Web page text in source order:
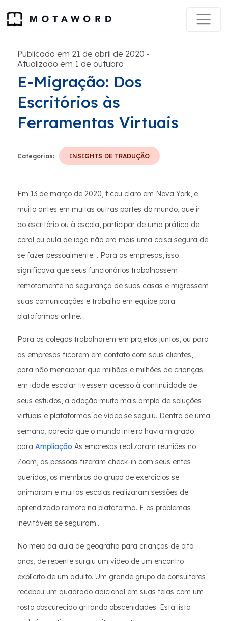
Publicado em 21 de abril de 2020 -
Atualizado em 1 de outubro
E-Migração: Dos
Escritórios às
Ferramentas Virtuais
Categorias: INSIGHTS DE TRADUÇÃO
Em 13 de março de 2020, ficou claro em Nova York, e
muito antes em muitas outras partes do mundo, que ir
ao escritório ou à escola, participar de uma prática de
coral ou aula de ioga não era mais uma coisa segura de
se fazer pessoalmente. . Para as empresas, isso
significava que seus funcionários trabalhassem
remotamente na segurança de suas casas e migrassem
suas comunicações e trabalho em equipe para
plataformas online.
Para os colegas trabalharem em projetos juntos, ou para
as empresas ficarem em contato com seus clientes,
para não mencionar que milhões e milhões de crianças
em idade escolar tivessem acesso à continuidade de
seus estudos, a adoção muito mais ampla de soluções
virtuais e plataformas de vídeo se seguiu. Dentro de uma
semana, parecia que o mundo inteiro havia migrado
para Ampliação As empresas realizaram reuniões no
Zoom, as pessoas fizeram check-in com seus entes
queridos, os membros do grupo de exercícios se
animaram e muitas escolas realizaram sessões de
aprendizado remoto na plataforma. E os problemas
inevitáveis se seguiram…
No meio da aula de geografia para crianças de oito
anos, de repente surgiu um vídeo de um encontro
explícito de um adulto. Um grande grupo de consultores
recebeu um quadrado adicional em suas telas com um
rosto obscurecido gritando obscenidades. Esta lista